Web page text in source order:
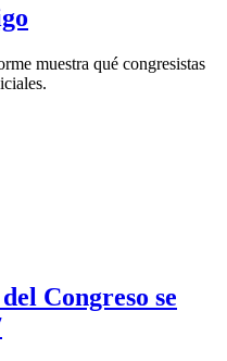
muestra qué congresistas
Congreso se